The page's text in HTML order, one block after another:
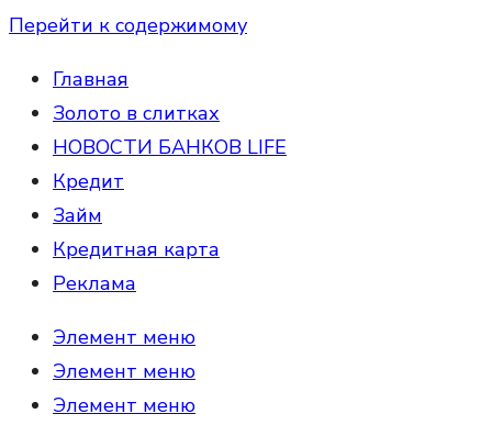
Перейти к содержимому
Главная
Золото в слитках
НОВОСТИ БАНКОВ LIFE
Кредит
Займ
Кредитная карта
Реклама
Элемент меню
Элемент меню
Элемент меню